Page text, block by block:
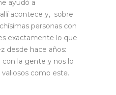
ayudó a
acontece y, sobre
personas con
exactamente lo que
desde hace años:
con la gente y nos lo
como este.